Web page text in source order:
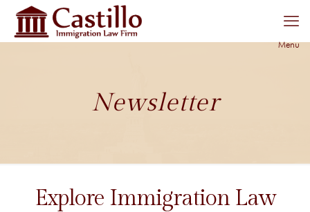
Menu
Newsletter
Explore Immigration Law